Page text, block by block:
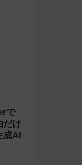
で
だけ
成AI